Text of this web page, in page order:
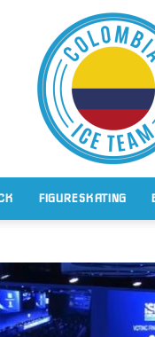
FIGURE SKATING